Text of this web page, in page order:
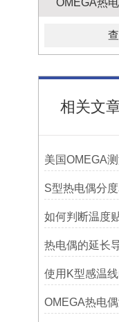
相关文
如何判断温度
热电偶的延长
使用K型感温